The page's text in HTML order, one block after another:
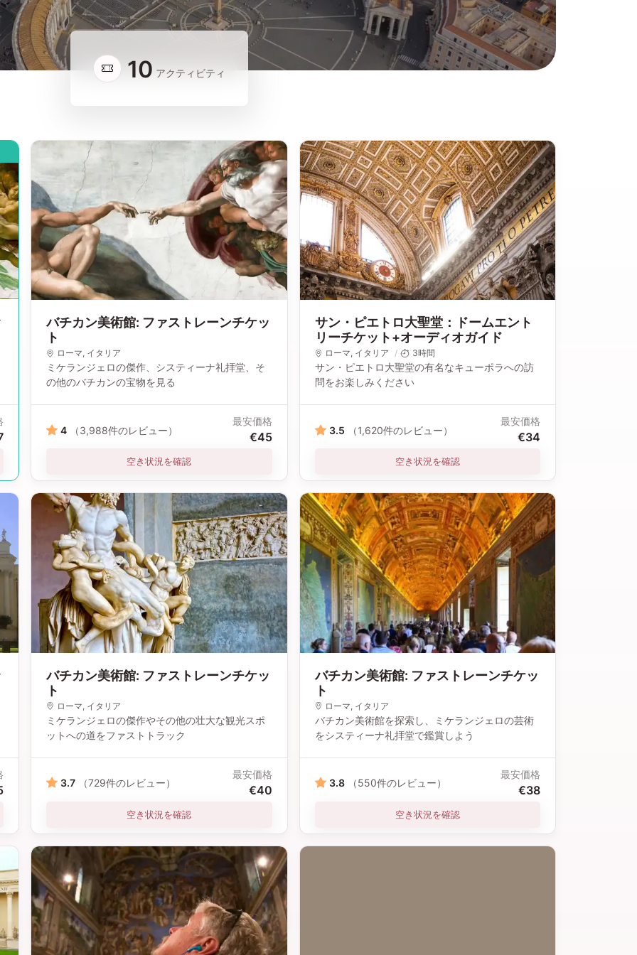
10 アクティビティ
バチカン美術館: ファストレーンチケッ
ト
ローマ, イタリア
ミケランジェロの傑作、システィーナ礼拝堂、そ
の他のバチカンの宝物を見る
4 （3,988件のレビュー）
最安価格
€45
空き状況を確認
サン・ピエトロ大聖堂：ドームエント
リーチケット+オーディオガイド
ローマ, イタリア 3時間
サン・ピエトロ大聖堂の有名なキューポラへの訪
問をお楽しみください
3.5 （1,620件のレビュー）
最安価格
€34
空き状況を確認
バチカン美術館: ファストレーンチケッ
ト
ローマ , イタリア
ミケランジェロの傑作やその他の壮大な観光スポ
ットへの道をファストトラック
3.7 （729件のレビュー）
最安価格
€40
空き状況を確認
バチカン美術館: ファストレーンチケッ
ト
ローマ , イタリア
バチカン美術館を探索し、ミケランジェロの芸術
をシスティーナ礼拝堂で鑑賞しよう
3.8 （550件のレビュー）
最安価格
€38
空き状況を確認